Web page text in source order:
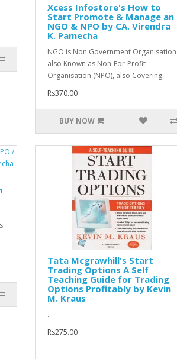
Xcess Infostore's How to
Start Promote & Manage an
NGO & NPO by CA. Virendra
K. Pamecha
NGO is Non Government Organisation
also Known as Non-For-Profit
Organisation (NPO), also Covering..
Rs370.00
BUY NOW
Tata Mcgrawhill's Start
Trading Options A Self
Teaching Guide for Trading
Options Profitably by Kevin
M. Kraus
..
Rs275.00